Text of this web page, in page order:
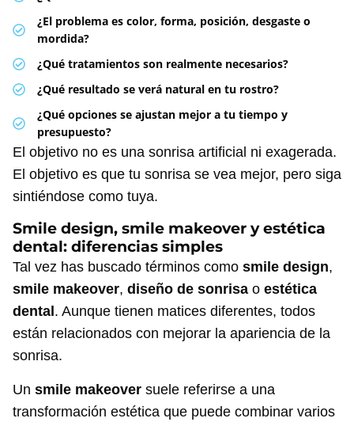
¿El problema es color, forma, posición, desgaste o
mordida?
¿Qué tratamientos son realmente necesarios?
¿Qué resultado se verá natural en tu rostro?
¿Qué opciones se ajustan mejor a tu tiempo y
presupuesto?
El objetivo no es una sonrisa artificial ni exagerada.
El objetivo es que tu sonrisa se vea mejor, pero siga
sintiéndose como tuya.
Smile design, smile makeover y estética
dental: diferencias simples
Tal vez has buscado términos como smile design,
smile makeover, diseño de sonrisa o estética
dental. Aunque tienen matices diferentes, todos
están relacionados con mejorar la apariencia de la
sonrisa.
Un smile makeover suele referirse a una
transformación estética que puede combinar varios